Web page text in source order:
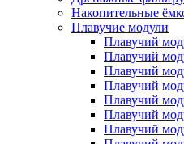
Накопительные
Плавучие модули
Плавучий
Плавучий
Плавучий
Плавучий
Плавучий
Плавучий
Плавучий